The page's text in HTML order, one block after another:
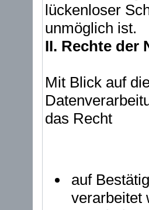
lückenloser
unmöglich ist.
II. Rechte der
Mit Blick auf
das Recht
auf
verarbeitet